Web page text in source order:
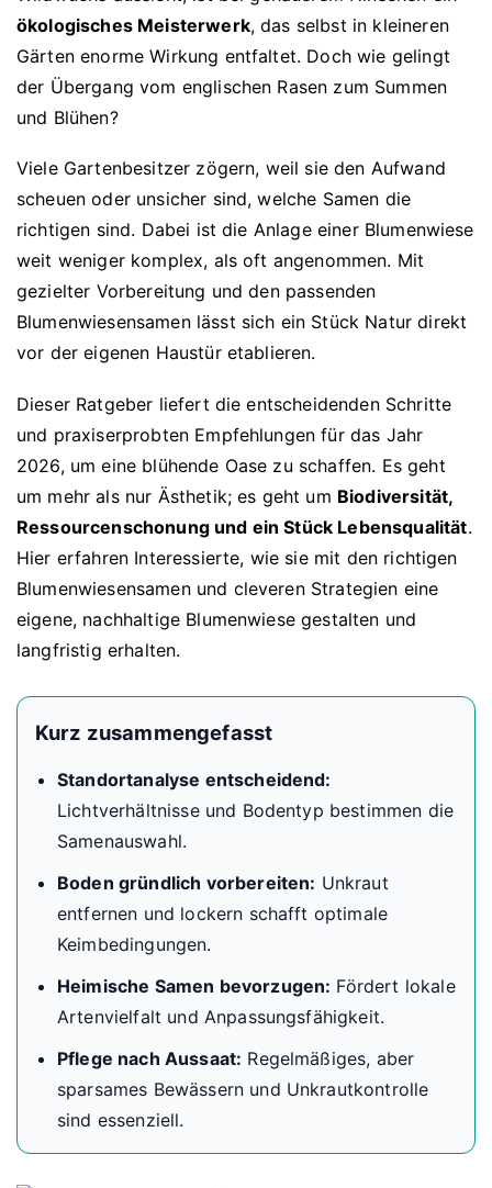
ökologisches Meisterwerk, das selbst in kleineren
Gärten enorme Wirkung entfaltet. Doch wie gelingt
der Übergang vom englischen Rasen zum Summen
und Blühen?
Viele Gartenbesitzer zögern, weil sie den Aufwand
scheuen oder unsicher sind, welche Samen die
richtigen sind. Dabei ist die Anlage einer Blumenwiese
weit weniger komplex, als oft angenommen. Mit
gezielter Vorbereitung und den passenden
Blumenwiesensamen lässt sich ein Stück Natur direkt
vor der eigenen Haustür etablieren.
Dieser Ratgeber liefert die entscheidenden Schritte
und praxiserprobten Empfehlungen für das Jahr
2026, um eine blühende Oase zu schaffen. Es geht
um mehr als nur Ästhetik; es geht um Biodiversität,
Ressourcenschonung und ein Stück Lebensqualität.
Hier erfahren Interessierte, wie sie mit den richtigen
Blumenwiesensamen und cleveren Strategien eine
eigene, nachhaltige Blumenwiese gestalten und
langfristig erhalten.
Kurz zusammengefasst
Standortanalyse entscheidend:
Lichtverhältnisse und Bodentyp bestimmen die
Samenauswahl.
Boden gründlich vorbereiten: Unkraut
entfernen und lockern schafft optimale
Keimbedingungen.
Heimische Samen bevorzugen: Fördert lokale
Artenvielfalt und Anpassungsfähigkeit.
Pflege nach Aussaat: Regelmäßiges, aber
sparsames Bewässern und Unkrautkontrolle
sind essenziell.